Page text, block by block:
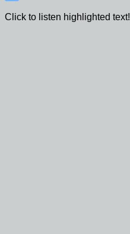
Click to listen highlighted text!